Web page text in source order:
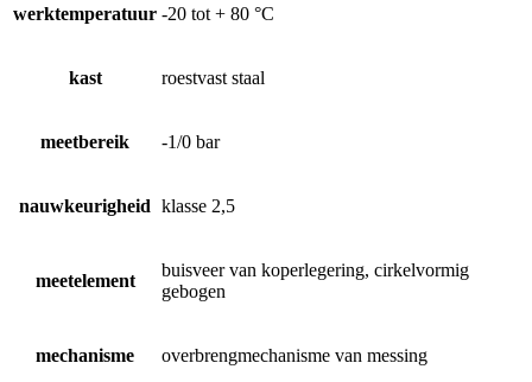
werktemperatuur -20 tot + 80 °C
kast roestvast staal
meetbereik -1/0 bar
nauwkeurigheid klasse 2,5
meetelement
buisveer van koperlegering, cirkelvormig
gebogen
mechanisme overbrengmechanisme van messing